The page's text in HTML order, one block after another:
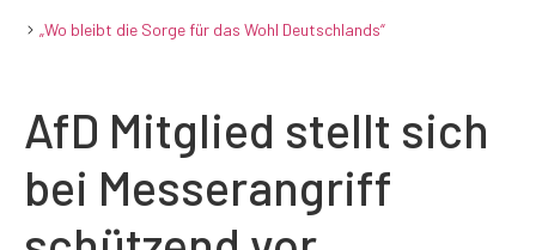
„Wo bleibt die Sorge für das Wohl Deutschlands“
AfD Mitglied stellt sich
bei Messerangriff